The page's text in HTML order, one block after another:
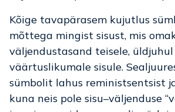
Kõige tavapärasem kujutlus
mõttega mingist sisust, mis
väljendustasand teisele,
väärtuslikumale sisule.
sümbolit lahus reministsentsist
kuna neis pole sisu–väljenduse